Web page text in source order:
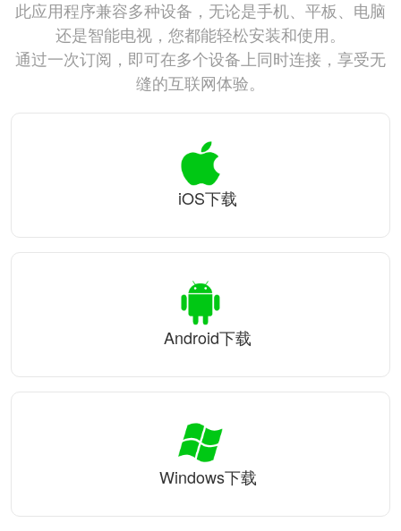
此应用程序兼容多种设备，无论是手机、平板、电脑
还是智能电视，您都能轻松安装和使用。
通过一次订阅，即可在多个设备上同时连接，享受无
缝的互联网体验。
iOS下载
Android下载
Windows下载